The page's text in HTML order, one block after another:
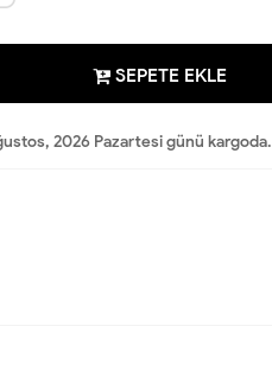
SEPETE EKLE
2026 Pazartesi günü kargoda.